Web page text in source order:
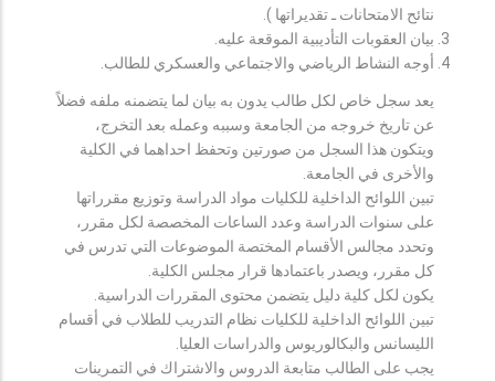
نتائح الامتحانات ـ تقديراتها ).
بيان العقوبات التأديبية الموقعة عليه.
أوجه النشاط الرياضي والاجتماعي والعسكري للطالب.
يعد سجل خاص لكل طالب يدون به بيان لما يتضمنه ملفه فضلاً
عن تاريخ خروجه من الجامعة وسببه وعمله بعد التخرج،
ويتكون هذا السجل من صورتين وتحفظ احداهما في الكلية
والأخرى في الجامعة.
تبين اللوائح الداخلية للكليات مواد الدراسة وتوزيع مقرراتها
على سنوات الدراسة وعدد الساعات المخصصة لكل مقرر،
وتحدد مجالس الأقسام المختصة الموضوعات التي تدرس في
كل مقرر، ويصدر باعتمادها قرار مجلس الكلية.
يكون لكل كلية دليل يتضمن محتوى المقررات الدراسية.
تبين اللوائح الداخلية للكليات نظام التدريب للطلاب في أقسام
الليسانس والبكالوريوس والدراسات العليا.
يجب على الطالب متابعة الدروس والاشتراك في التمرينات